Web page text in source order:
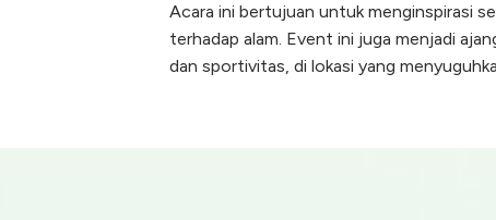
Acara ini bertujuan untuk menginspirasi
terhadap alam. Event ini juga menjadi
dan sportivitas, di lokasi yang